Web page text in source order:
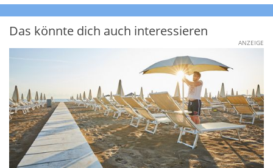
Das könnte dich auch interessieren
ANZEIGE